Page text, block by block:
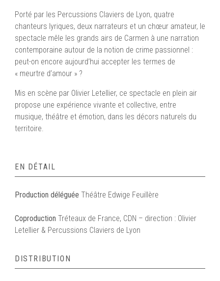
Porté par les Percussions Claviers de Lyon, quatre
chanteurs lyriques, deux narrateurs et un chœur amateur, le
spectacle mêle les grands airs de Carmen à une narration
contemporaine autour de la notion de crime passionnel :
peut-on encore aujourd’hui accepter les termes de
« meurtre d’amour » ?
Mis en scène par Olivier Letellier, ce spectacle en plein air
propose une expérience vivante et collective, entre
musique, théâtre et émotion, dans les décors naturels du
territoire.
EN DÉTAIL
Production déléguée Théâtre Edwige Feuillère
Coproduction Tréteaux de France, CDN – direction : Olivier
Letellier & Percussions Claviers de Lyon
DISTRIBUTION